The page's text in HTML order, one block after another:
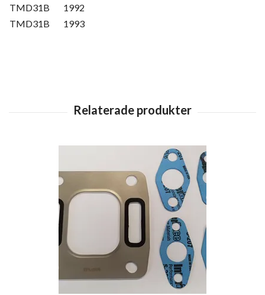
TMD31B
1992
TMD31B
1993